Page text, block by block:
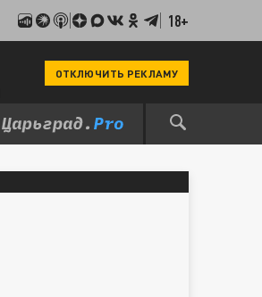
18+
ОТКЛЮЧИТЬ РЕКЛАМУ